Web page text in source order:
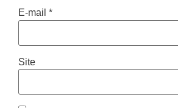
E-mail *
Site